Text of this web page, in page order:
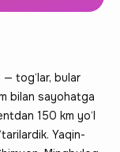
tog‘lar, bular
bilan sayohatga
150 km yo‘l
Yaqin-